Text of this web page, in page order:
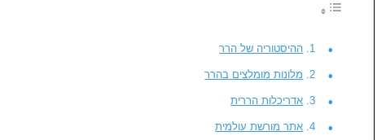
ההיסטוריה של הרר
מלונות מומלצים בהרר
אדריכלות הררית
אתר מורשת עולמית